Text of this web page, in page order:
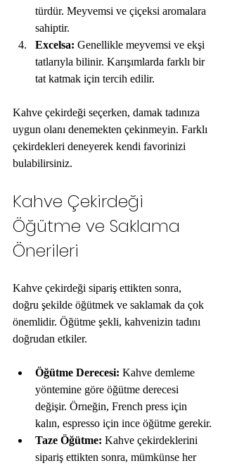
türdür. Meyvemsi ve çiçeksi aromalara
sahiptir.
Excelsa: Genellikle meyvemsi ve ekşi
tatlarıyla bilinir. Karışımlarda farklı bir
tat katmak için tercih edilir.
Kahve çekirdeği seçerken, damak tadınıza
uygun olanı denemekten çekinmeyin. Farklı
çekirdekleri deneyerek kendi favorinizi
bulabilirsiniz.
Kahve Çekirdeği
Öğütme ve Saklama
Önerileri
Kahve çekirdeği sipariş ettikten sonra,
doğru şekilde öğütmek ve saklamak da çok
önemlidir. Öğütme şekli, kahvenizin tadını
doğrudan etkiler.
Öğütme Derecesi: Kahve demleme
yöntemine göre öğütme derecesi
değişir. Örneğin, French press için
kalın, espresso için ince öğütme gerekir.
Taze Öğütme: Kahve çekirdeklerini
sipariş ettikten sonra, mümkünse her